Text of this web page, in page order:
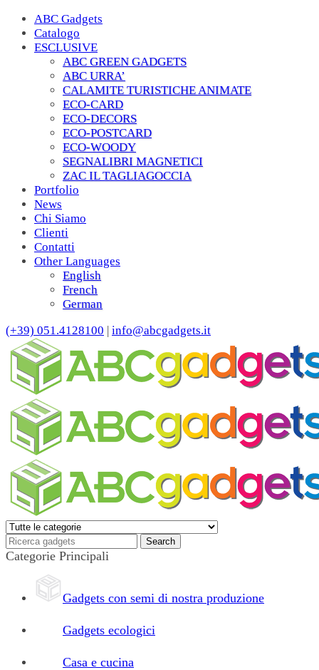
ABC Gadgets
Catalogo
ESCLUSIVE
ABC GREEN GADGETS
ABC URRA’
CALAMITE TURISTICHE ANIMATE
ECO-CARD
ECO-DECORS
ECO-POSTCARD
ECO-WOODY
SEGNALIBRI MAGNETICI
ZAC IL TAGLIAGOCCIA
Portfolio
News
Chi Siamo
Clienti
Contatti
Other Languages
English
French
German
(+39) 051.4128100 | info@abcgadgets.it
Categorie Principali
Gadgets con semi di nostra produzione
Gadgets ecologici
Casa e cucina